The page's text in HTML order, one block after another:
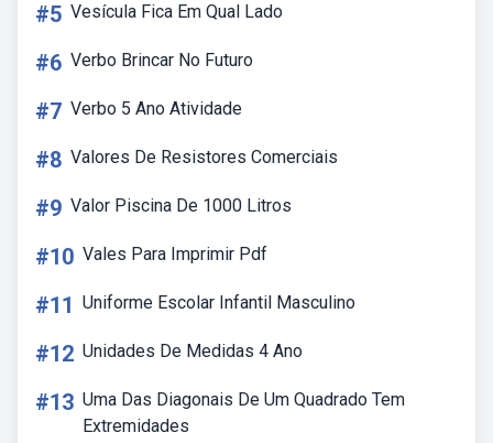
#5 Vesícula Fica Em Qual Lado
#6 Verbo Brincar No Futuro
#7 Verbo 5 Ano Atividade
#8 Valores De Resistores Comerciais
#9 Valor Piscina De 1000 Litros
#10 Vales Para Imprimir Pdf
#11 Uniforme Escolar Infantil Masculino
#12 Unidades De Medidas 4 Ano
#13 Uma Das Diagonais De Um Quadrado Tem
Extremidades